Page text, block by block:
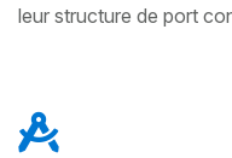
leur structure de port